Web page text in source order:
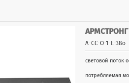
А-СС-О-1-Е-38о
световой поток
потребляемая